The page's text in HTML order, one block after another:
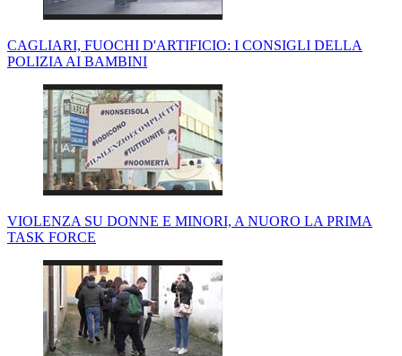
CAGLIARI, FUOCHI D'ARTIFICIO: I CONSIGLI DELLA
POLIZIA AI BAMBINI
VIOLENZA SU DONNE E MINORI, A NUORO LA PRIMA
TASK FORCE